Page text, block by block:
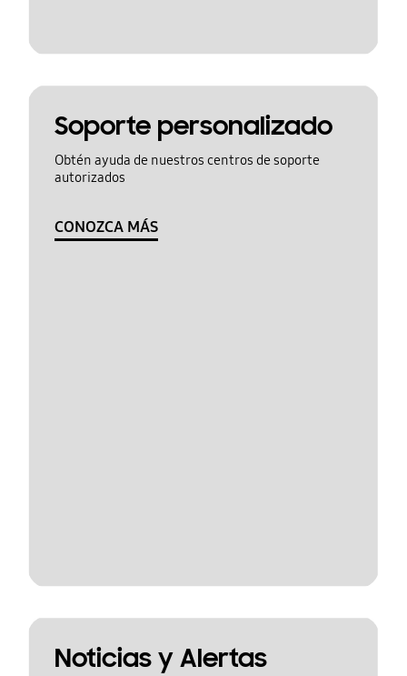
Soporte personalizado
Obtén ayuda de nuestros centros de soporte
autorizados
CONOZCA MÁS
Noticias y Alertas